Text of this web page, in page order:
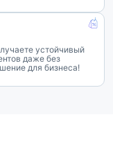
устойчивый
даже без
для бизнеса!